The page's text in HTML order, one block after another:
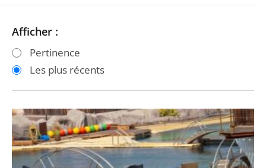
Passer
les
filtres
après
Passer
les
filtres
avant
Afficher :
Pertinence
Les plus récents
Cétacés
en
captivité